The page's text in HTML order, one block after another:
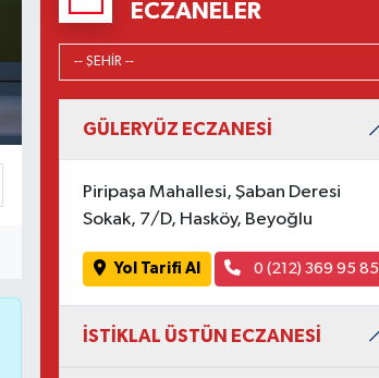
ECZANELER
GÜLERYÜZ ECZANESİ
Piripaşa Mahallesi, Şaban Deresi
Sokak, 7/D, Hasköy, Beyoğlu
Yol Tarifi Al 0 (212) 369 95 85
İSTİKLAL ÜSTÜN ECZANESİ